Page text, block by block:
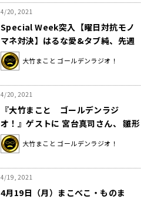
4/20, 2021
Special Week突入【曜日対抗モノ
マネ対決】はるな愛&タブ純、先週
からの課題克服できず敗退危機！？
大竹まこと ゴールデンラジオ！
4/20, 2021
『大竹まこと ゴールデンラジ
オ！』ゲストに 宮台真司さん、 雛形
あきこさんと天野浩成さん夫妻、 青
木理さんが生出演
大竹まこと ゴールデンラジオ！
4/19, 2021
4月19日（月）まこべこ・ものま